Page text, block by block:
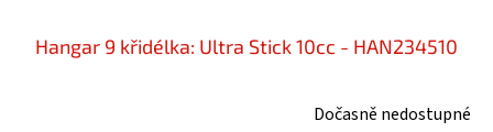
Hangar 9 křidélka: Ultra Stick 10cc - HAN234510
Dočasně nedostupné